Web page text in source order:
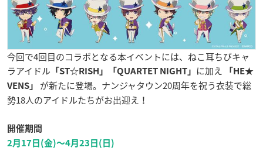
今回で4回目のコラボとなる本イベントには、ねこ耳ちびキャ
ラアイドル 「ST☆RISH」「QUARTET NIGHT」 に加え
「HE★
VENS」
が新たに登場。ナンジャタウン20周年を祝う衣装で総
勢18人のアイドルたちがお出迎え！
開催期間
2月17日(金)〜4月23日(日)